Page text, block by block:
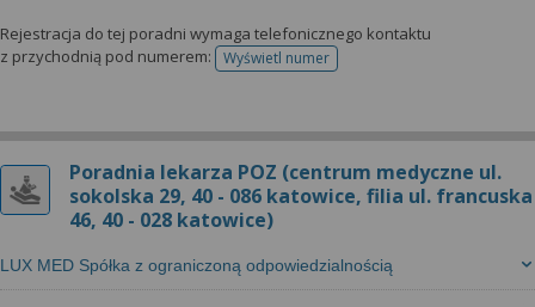
Rejestracja do tej poradni wymaga telefonicznego kontaktu
z przychodnią pod numerem:
Wyświetl numertelefonu do rejestracji
Poradnia lekarza POZ (centrum medyczne ul.
sokolska 29, 40 - 086 katowice, filia ul. francuska
46, 40 - 028 katowice)
LUX MED Spółka z ograniczoną odpowiedzialnością